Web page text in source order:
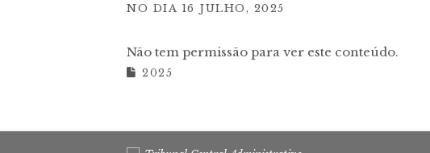
NO DIA 16 JULHO, 2025
Não tem permissão para ver este conteúdo.
2025